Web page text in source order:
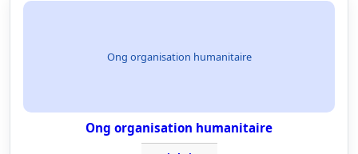
Ong organisation humanitaire
Ong organisation humanitaire